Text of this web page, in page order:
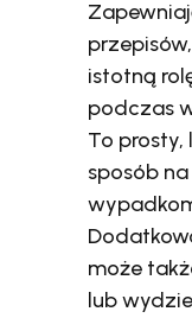
istotną
podczas
To
sposób
może
lub